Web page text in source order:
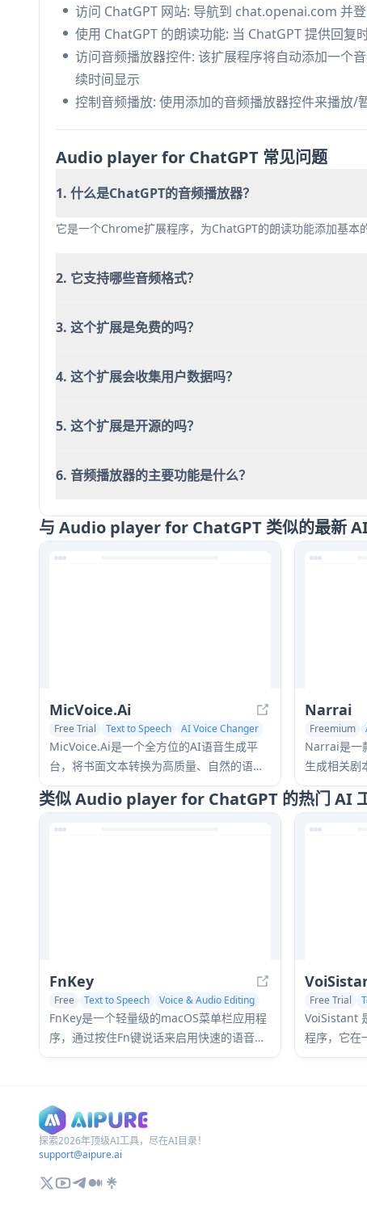
开源软件
轻量级扩展（仅14.83KiB）
缺点
仅限于Chrome浏览器
取决于ChatGPT的内置朗读功能
访问 ChatGPT 网站: 导航到 chat.openai.com 并
使用 ChatGPT 的朗读功能: 当 ChatGPT 提供回复
访问音频播放器控件: 该扩展程序将自动添加一个
续时间显示
控制音频播放: 使用添加的音频播放器控件来播放
Audio player for ChatGPT 常见问题
1. 什么是ChatGPT的音频播放器？
它是一个Chrome扩展程序，为ChatGPT的朗读功能添加基本
2. 它支持哪些音频格式？
3. 这个扩展是免费的吗？
4. 这个扩展会收集用户数据吗？
5. 这个扩展是开源的吗？
6. 音频播放器的主要功能是什么？
与 Audio player for ChatGPT 类似的最新
MicVoice.Ai
Free Trial Text to Speech AI Voice Changer
MicVoice.Ai是一个全方位的AI语音生成平
台，将书面文本转换为高质量、自然的语
音，支持17多种语言，提供超过5000种逼真
的AI语音。
Narrai
Freemium
Narrai是一
生成相关剧
为短视频创
类似 Audio player for ChatGPT 的热门 AI
FnKey
Free Text to Speech Voice & Audio Editing
FnKey是一个轻量级的macOS菜单栏应用程
序，通过按住Fn键说话来启用快速的语音转
文本转录，并在释放时自动粘贴转录的文
Free Trial
Voice &
VoiSistant
程序，它在
音识别、AI
探索2026年顶级AI工具，尽在AI目录！
support@aipure.ai